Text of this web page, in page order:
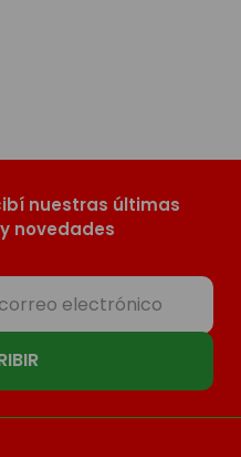
nuestras últimas
novedades